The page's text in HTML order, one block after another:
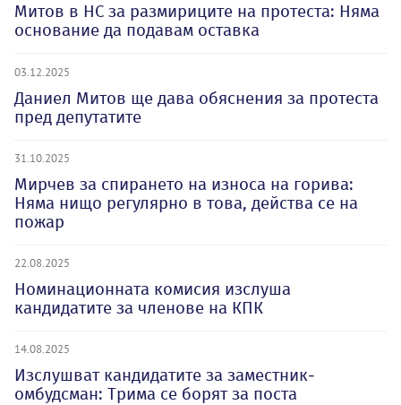
Митов в НС за размириците на протеста: Няма
основание да подавам оставка
03.12.2025
Даниел Митов ще дава обяснения за протеста
пред депутатите
31.10.2025
Мирчев за спирането на износа на горива:
Няма нищо регулярно в това, действа се на
пожар
22.08.2025
Номинационната комисия изслуша
кандидатите за членове на КПК
14.08.2025
Изслушват кандидатите за заместник-
омбудсман: Трима се борят за поста